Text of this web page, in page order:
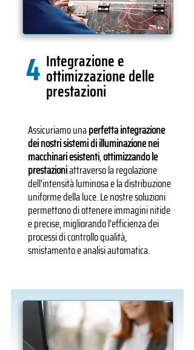
4 Integrazione e
ottimizzazione delle
prestazioni
Assicuriamo unaperfetta integrazione
dei nostri sistemi di illuminazione nei
macchinari esistenti,ottimizzando le
prestazioniattraverso la regolazione
dell'intensità luminosa e la distribuzione
uniforme della luce. Le nostre soluzioni
permettono di ottenere immagini nitide
e precise, migliorando l'efficienza dei
processi di controllo qualità,
smistamento e analisi automatica.